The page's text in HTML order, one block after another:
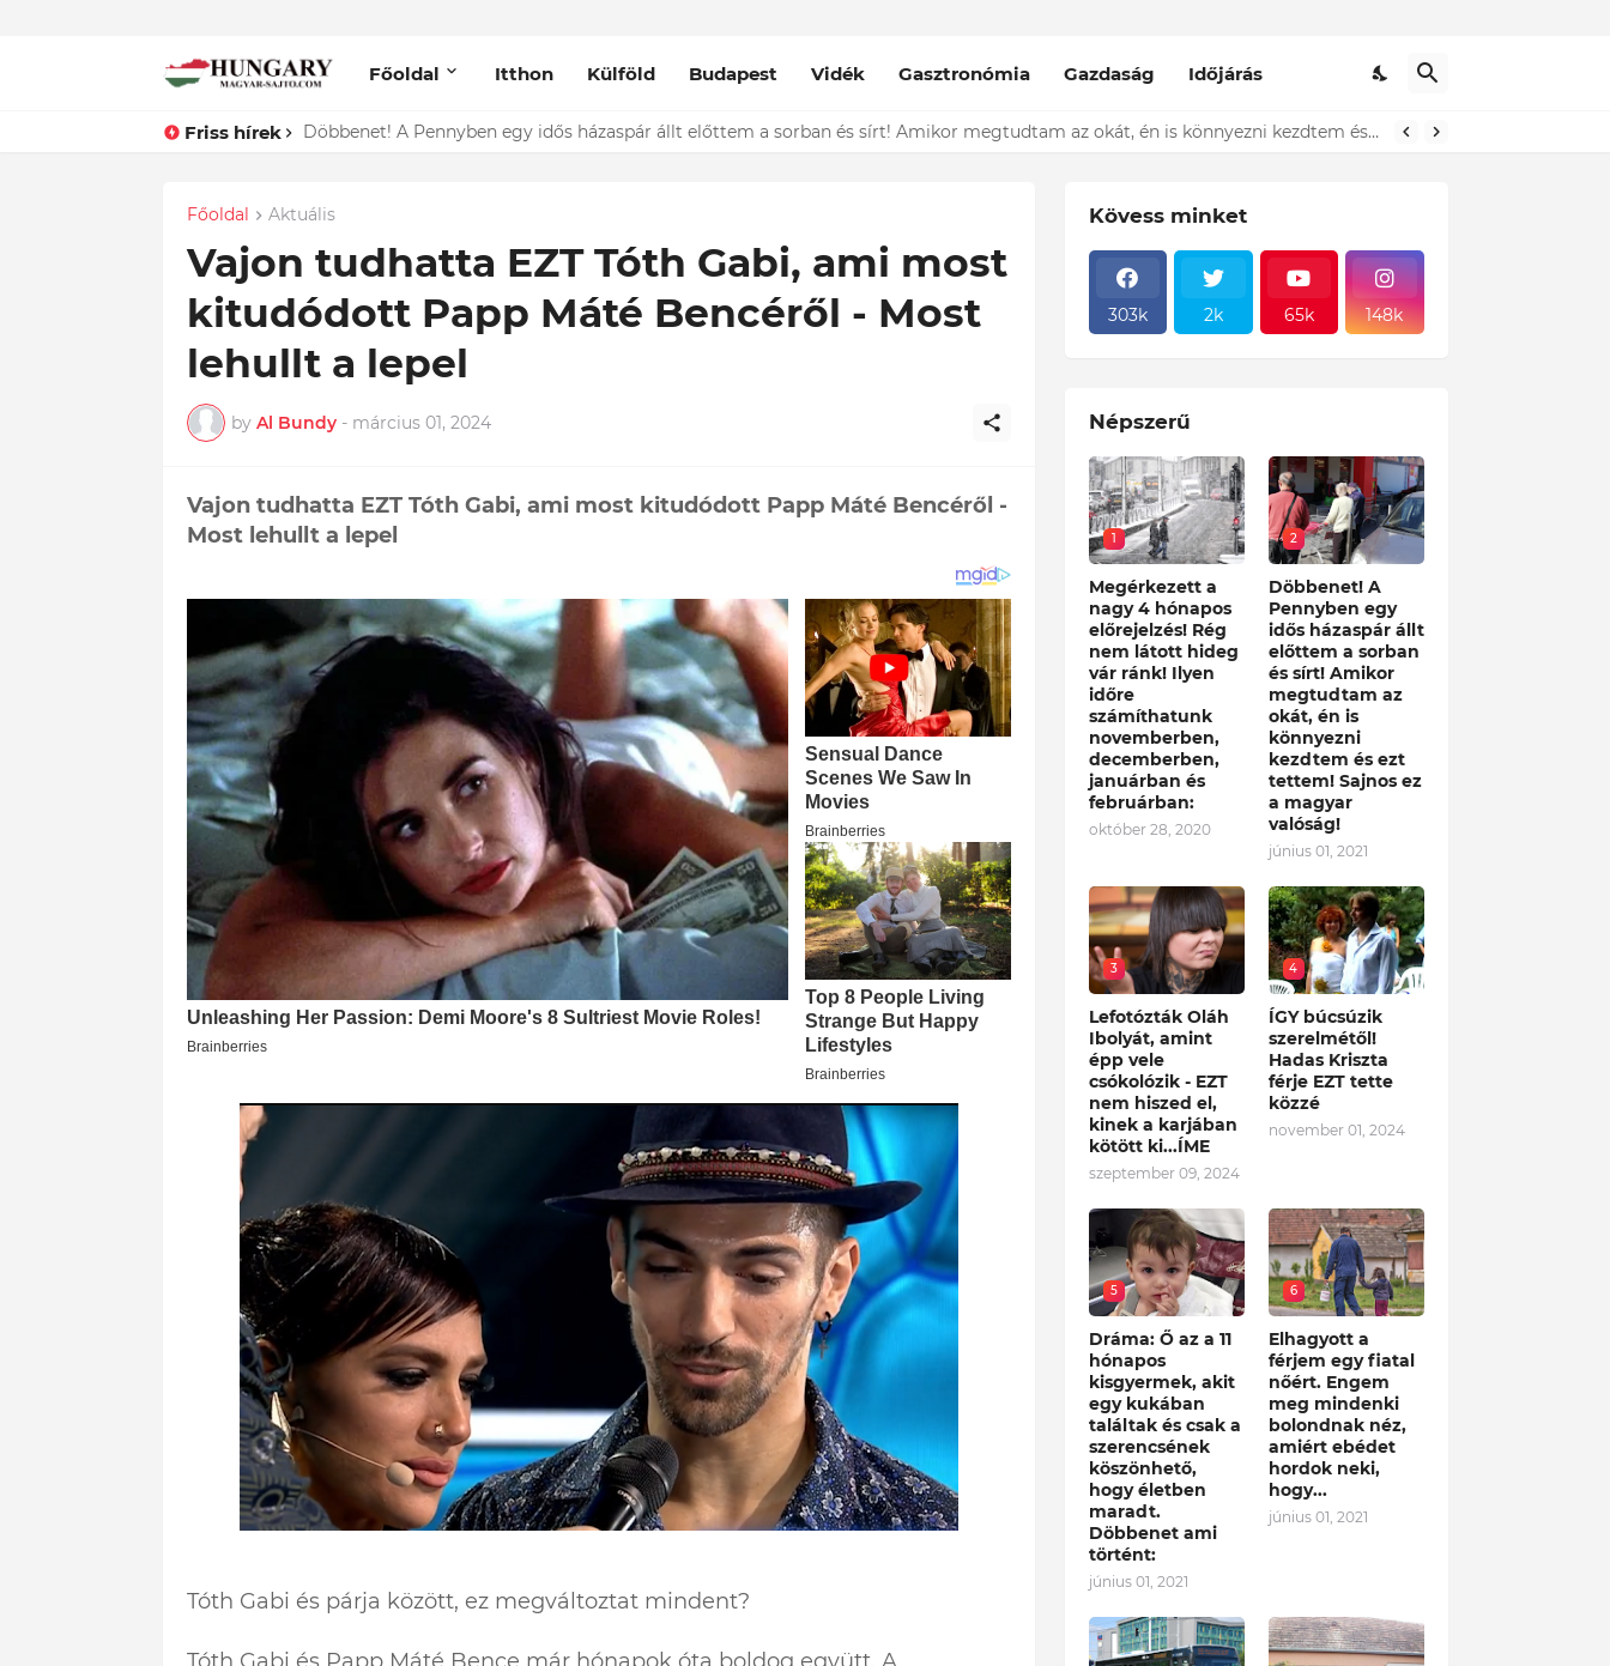
Főoldal Itthon Külföld Budapest Vidék Gasztronómia Gazdaság Időjárás
Friss hírek Döbbenet! A Pennyben egy idős házaspár állt előttem a sorban és sírt! Amikor megtudtam az okát, én is könnyezni kezdtem és ezt tettem! Sajnos ez a magyar valóság!
Lefotózták Oláh Ibolyát, amint épp vele csókolózik - EZT nem hiszed el, kinek a karjában kötött ki...ÍME
Főoldal Aktuális
Vajon tudhatta EZT Tóth Gabi, ami most
kitudódott Papp Máté Bencéről - Most
lehullt a lepel
by Al Bundy - március 01, 2024
Vajon tudhatta EZT Tóth Gabi, ami most kitudódott Papp Máté Bencéről -
Most lehullt a lepel
Tóth Gabi és párja között, ez megváltoztat mindent?
Kövess minket
303k 2k 65k 148k
Népszerű
1
Megérkezett a
nagy 4 hónapos
előrejelzés! Rég
nem látott hideg
vár ránk! Ilyen
időre
számíthatunk
novemberben,
decemberben,
januárban és
februárban:
október 28, 2020
2
Döbbenet! A
Pennyben egy
idős házaspár állt
előttem a sorban
és sírt! Amikor
megtudtam az
okát, én is
könnyezni
kezdtem és ezt
tettem! Sajnos ez
a magyar
valóság!
június 01, 2021
3
Lefotózták Oláh
Ibolyát, amint
épp vele
csókolózik - EZT
nem hiszed el,
kinek a karjában
kötött ki...ÍME
szeptember 09, 2024
4
ÍGY búcsúzik
szerelmétől!
Hadas Kriszta
férje EZT tette
közzé
november 01, 2024
5
Dráma: Ő az a 11
hónapos
kisgyermek, akit
egy kukában
találtak és csak a
szerencsének
köszönhető,
hogy életben
maradt.
Döbbenet ami
történt:
június 01, 2021
6
Elhagyott a
férjem egy fiatal
nőért. Engem
meg mindenki
bolondnak néz,
amiért ebédet
hordok neki,
hogy...
június 01, 2021